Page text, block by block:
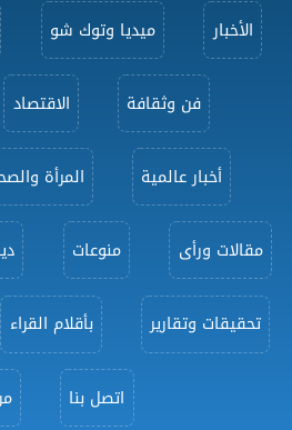
الأخبار ميديا وتوك شو
فن وثقافة الاقتصاد
أخبار عالمية المرأة
مقالات ورأى منوعات
تحقيقات وتقارير بأقلام القراء
اتصل بنا